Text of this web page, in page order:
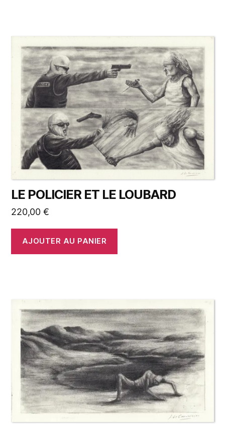
LE POLICIER ET LE LOUBARD
220,00 €
AJOUTER AU PANIER